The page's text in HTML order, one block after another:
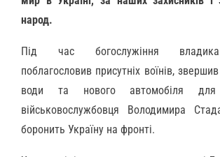
народ.
Під час богослужіння
поблагословив присутніх воїнів,
води та нового автомобіля для
військовослужбовця Володимира
боронить Україну на фронті.